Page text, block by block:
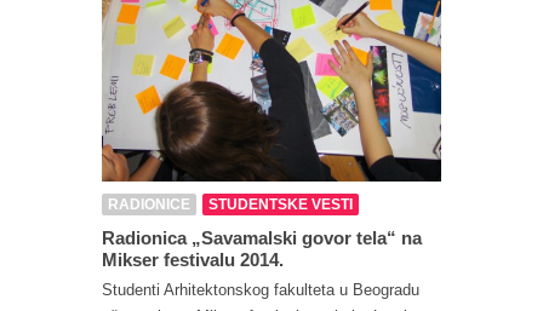
RADIONICE STUDENTSKE VESTI
Radionica „Savamalski govor tela“ na
Mikser festivalu 2014.
Studenti Arhitektonskog fakulteta u Beogradu